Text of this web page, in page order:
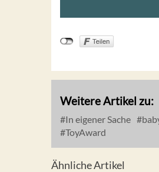
Weitere Artikel zu:
In eigener Sache
ToyAward
Ähnliche Artikel